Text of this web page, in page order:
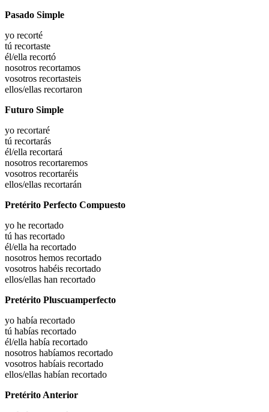
Pasado Simple
yo recorté
tú recortaste
él/ella recortó
nosotros recortamos
vosotros recortasteis
ellos/ellas recortaron
Futuro Simple
yo recortaré
tú recortarás
él/ella recortará
nosotros recortaremos
vosotros recortaréis
ellos/ellas recortarán
Pretérito Perfecto Compuesto
yo he recortado
tú has recortado
él/ella ha recortado
nosotros hemos recortado
vosotros habéis recortado
ellos/ellas han recortado
Pretérito Pluscuamperfecto
yo había recortado
tú habías recortado
él/ella había recortado
nosotros habíamos recortado
vosotros habíais recortado
ellos/ellas habían recortado
Pretérito Anterior